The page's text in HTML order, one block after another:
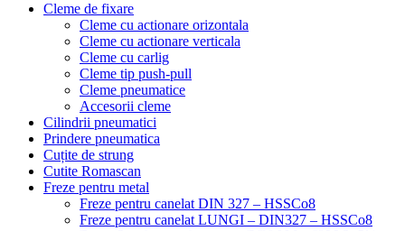
Cleme de fixare
Cleme cu actionare orizontala
Cleme cu actionare verticala
Cleme cu carlig
Cleme tip push-pull
Cleme pneumatice
Accesorii cleme
Cilindrii pneumatici
Prindere pneumatica
Cuțite de strung
Cutite Romascan
Freze pentru metal
Freze pentru canelat DIN 327 – HSSCo8
Freze pentru canelat LUNGI – DIN327 – HSSCo8